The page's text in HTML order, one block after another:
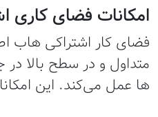
امکانات فضای کاری
فضای کار اشتراکی هاب
متداول و در سطح بالا
ها عمل می‌کند. این